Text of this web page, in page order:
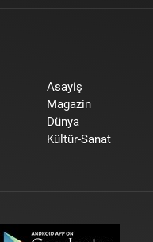
Asayiş
Magazin
Dünya
Kültür-Sanat